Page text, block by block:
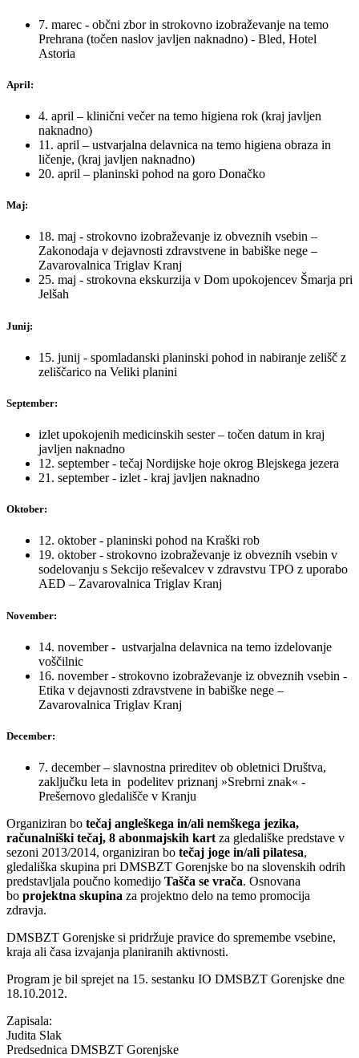
7. marec - občni zbor in strokovno izobraževanje na temo
Prehrana (točen naslov javljen naknadno) - Bled, Hotel
Astoria
April:
4. april – klinični večer na temo higiena rok (kraj javljen
naknadno)
11. april – ustvarjalna delavnica na temo higiena obraza in
ličenje, (kraj javljen naknadno)
20. april – planinski pohod na goro Donačko
Maj:
18. maj - strokovno izobraževanje iz obveznih vsebin –
Zakonodaja v dejavnosti zdravstvene in babiške nege –
Zavarovalnica Triglav Kranj
25. maj - strokovna ekskurzija v Dom upokojencev Šmarja pri
Jelšah
Junij:
15. junij - spomladanski planinski pohod in nabiranje zelišč z
zeliščarico na Veliki planini
September:
izlet upokojenih medicinskih sester – točen datum in kraj
javljen naknadno
12. september - tečaj Nordijske hoje okrog Blejskega jezera
21. september - izlet - kraj javljen naknadno
Oktober:
12. oktober - planinski pohod na Kraški rob
19. oktober - strokovno izobraževanje iz obveznih vsebin v
sodelovanju s Sekcijo reševalcev v zdravstvu TPO z uporabo
AED – Zavarovalnica Triglav Kranj
November:
14. november - ustvarjalna delavnica na temo izdelovanje
voščilnic
16. november - strokovno izobraževanje iz obveznih vsebin -
Etika v dejavnosti zdravstvene in babiške nege –
Zavarovalnica Triglav Kranj
December:
7. december – slavnostna prireditev ob obletnici Društva,
zaključku leta in podelitev priznanj »Srebrni znak« -
Prešernovo gledališče v Kranju
Organiziran bo tečaj angleškega in/ali nemškega jezika,
računalniški tečaj, 8 abonmajskih kart za gledališke predstave v
sezoni 2013/2014, organiziran bo tečaj joge in/ali pilatesa,
gledališka skupina pri DMSBZT Gorenjske bo na slovenskih odrih
predstavljala poučno komedijo Tašča se vrača. Osnovana
bo projektna skupina za projektno delo na temo promocija
zdravja.
DMSBZT Gorenjske si pridržuje pravice do spremembe vsebine,
kraja ali časa izvajanja planiranih aktivnosti.
Program je bil sprejet na 15. sestanku IO DMSBZT Gorenjske dne
18.10.2012.
Zapisala:
Judita Slak
Predsednica DMSBZT Gorenjske